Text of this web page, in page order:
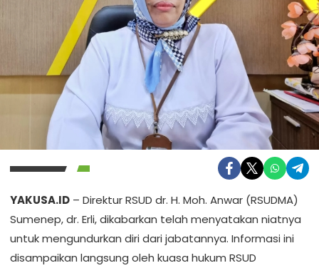
YAKUSA.ID – Direktur RSUD dr. H. Moh. Anwar (RSUDMA)
Sumenep, dr. Erli, dikabarkan telah menyatakan niatnya
untuk mengundurkan diri dari jabatannya. Informasi ini
disampaikan langsung oleh kuasa hukum RSUD